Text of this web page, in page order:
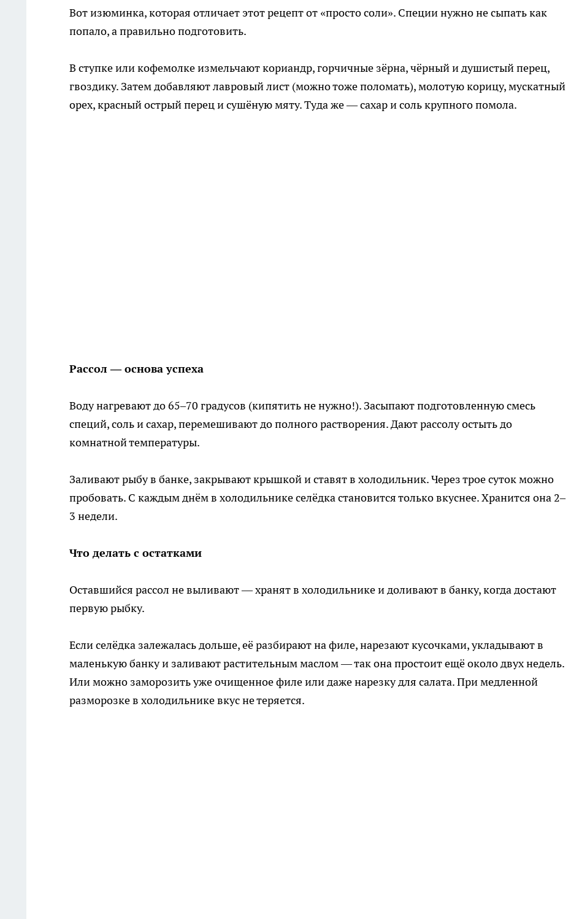
Вот изюминка, которая отличает этот рецепт от «просто соли». Специи нужно не сыпать как
попало, а правильно подготовить.
В ступке или кофемолке измельчают кориандр, горчичные зёрна, чёрный и душистый перец,
гвоздику. Затем добавляют лавровый лист (можно тоже поломать), молотую корицу, мускатный
орех, красный острый перец и сушёную мяту. Туда же — сахар и соль крупного помола.
Рассол — основа успеха
Воду нагревают до 65–70 градусов (кипятить не нужно!). Засыпают подготовленную смесь
специй, соль и сахар, перемешивают до полного растворения. Дают рассолу остыть до
комнатной температуры.
Заливают рыбу в банке, закрывают крышкой и ставят в холодильник. Через трое суток можно
пробовать. С каждым днём в холодильнике селёдка становится только вкуснее. Хранится она 2–
3 недели.
Что делать с остатками
Оставшийся рассол не выливают — хранят в холодильнике и доливают в банку, когда достают
первую рыбку.
Если селёдка залежалась дольше, её разбирают на филе, нарезают кусочками, укладывают в
маленькую банку и заливают растительным маслом — так она простоит ещё около двух недель.
Или можно заморозить уже очищенное филе или даже нарезку для салата. При медленной
разморозке в холодильнике вкус не теряется.